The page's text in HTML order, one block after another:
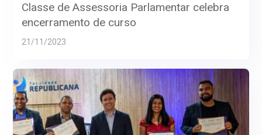
Classe de Assessoria Parlamentar celebra
encerramento de curso
21/11/2023